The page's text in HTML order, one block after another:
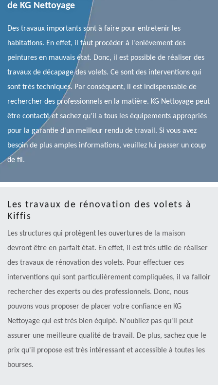
de KG Nettoyage
Des travaux importants sont à faire pour entretenir les
habitations. En effet, il faut procéder à l'enlèvement des
peintures en mauvais état. Donc, il est possible de réaliser des
travaux de décapage des volets. Ce sont des interventions qui
sont très techniques. Par conséquent, il est indispensable de
rechercher des professionnels en la matière. KG Nettoyage peut
être contacté et sachez qu'il a tous les équipements appropriés
pour la garantie d'un meilleur rendu de travail. Si vous avez
besoin de plus amples informations, veuillez lui passer un coup
de fil.
Les travaux de rénovation des volets à
Kiffis
Les structures qui protègent les ouvertures de la maison
devront être en parfait état. En effet, il est très utile de réaliser
des travaux de rénovation des volets. Pour effectuer ces
interventions qui sont particulièrement compliquées, il va falloir
rechercher des experts ou des professionnels. Donc, nous
pouvons vous proposer de placer votre confiance en KG
Nettoyage qui est très bien équipé. N'oubliez pas qu'il peut
assurer une meilleure qualité de travail. De plus, sachez que le
prix qu'il propose est très intéressant et accessible à toutes les
bourses.